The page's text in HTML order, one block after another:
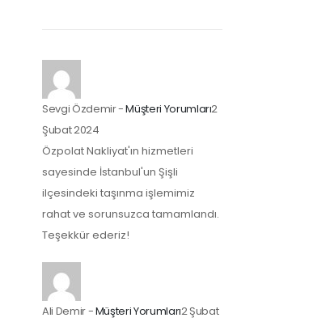
Sevgi Özdemir-Müşteri Yorumları2
Şubat 2024
Özpolat Nakliyat'ın hizmetleri
sayesinde İstanbul'un Şişli
ilçesindeki taşınma işlemimiz
rahat ve sorunsuzca tamamlandı.
Teşekkür ederiz!
Ali Demir-Müşteri Yorumları2 Şubat